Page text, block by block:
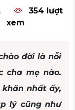
354 lượt
xem
đời là nỗi
cha mẹ nào.
khăn nhất ấy,
lý cũng như